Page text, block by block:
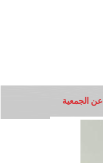
عن الجمعية